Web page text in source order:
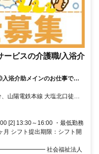
ービスの介護職/入浴介
浴介助メインのお仕事です♪
山陽電鉄本線 大塩北口徒歩
【勤務地最寄駅】山陽電鉄本
[2] 13:30～16:00 ・最低勤務
月 シフト提出期限：シフト開
社会福祉法人